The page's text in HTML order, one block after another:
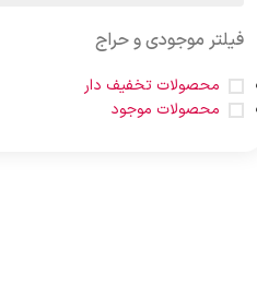
فیلتر موجودی و حراج
محصولات تخفیف دار
محصولات موجود